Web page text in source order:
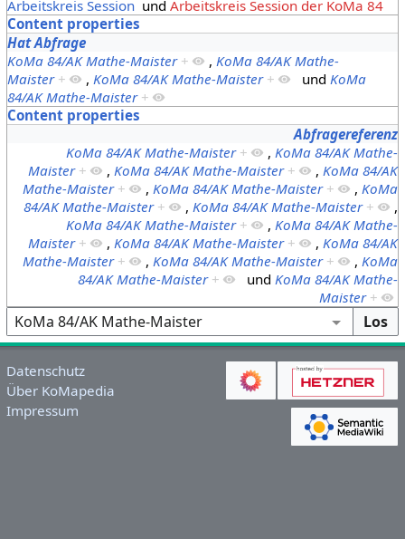
Arbeitskreis Sessionund Arbeitskreis Session der KoMa 84
Content properties
Hat Abfrage
KoMa 84/AK Mathe-Maister + , KoMa 84/AK Mathe-
Maister + , KoMa 84/AK Mathe-Maister + und KoMa
84/AK Mathe-Maister +
Content properties
Abfragereferenz
KoMa 84/AK Mathe-Maister + , KoMa 84/AK Mathe-
Maister + , KoMa 84/AK Mathe-Maister + , KoMa 84/AK
Mathe-Maister + , KoMa 84/AK Mathe-Maister + , KoMa
84/AK Mathe-Maister + , KoMa 84/AK Mathe-Maister +
,
KoMa 84/AK Mathe-Maister + , KoMa 84/AK Mathe-
Maister + , KoMa 84/AK Mathe-Maister + , KoMa 84/AK
Mathe-Maister + , KoMa 84/AK Mathe-Maister + , KoMa
84/AK Mathe-Maister + und KoMa 84/AK Mathe-
Maister +
Datenschutz
Über KoMapedia
Impressum